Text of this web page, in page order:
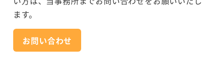
ます。
お問い合わせ